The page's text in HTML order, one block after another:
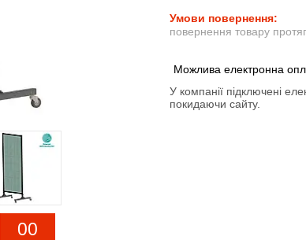
00
повернення товару
У компанії підключені
покидаючи сайту.